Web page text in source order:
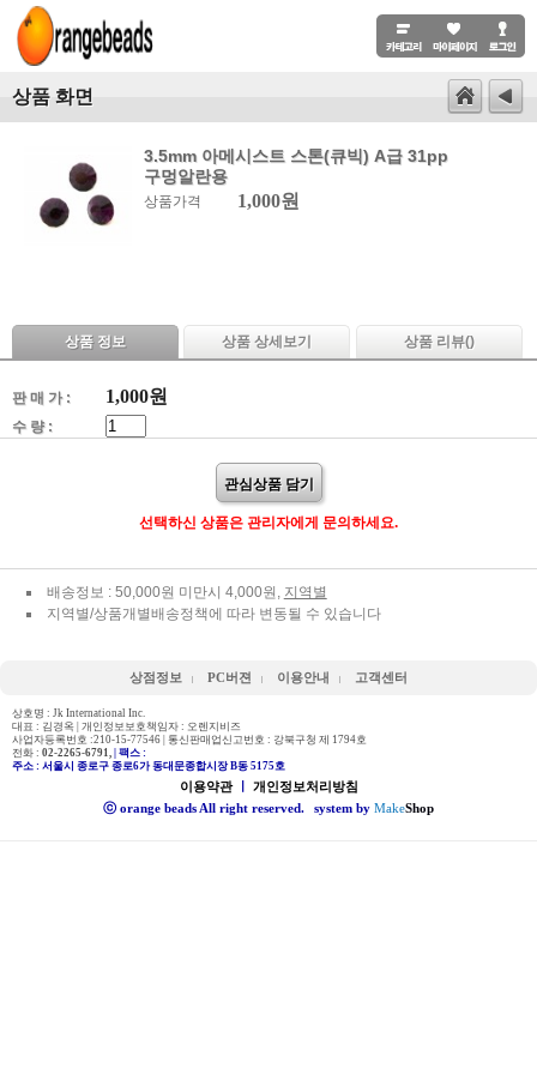
상품 화면
3.5mm 아메시스트 스톤(큐빅) A급 31pp
구멍알란용
상품가격 1,000원
상품 정보 상품 상세보기 상품 리뷰()
판 매 가 : 1,000원
수 량 :
관심상품 담기
선택하신 상품은 관리자에게 문의하세요.
배송정보 : 50,000원 미만시 4,000원, 지역별
지역별/상품개별배송정책에 따라 변동될 수 있습니다
상점정보 PC버젼 이용안내 고객센터
상호명 : Jk International Inc.
대표 : 김경옥 | 개인정보보호책임자 : 오렌지비즈
사업자등록번호 :210-15-77546 | 통신판매업신고번호 : 강북구청 제 1794호
전화 : 02-2265-6791, | 팩스 :
주소 : 서울시 종로구 종로6가 동대문종합시장 B동 5175호
이용약관ㅣ 개인정보처리방침
ⓒ orange beads All right reserved.
system by MakeShop